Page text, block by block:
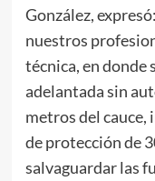
González,
nuestros
técnica, en donde
adelantada sin
metros del
de protección de
salvaguardar las